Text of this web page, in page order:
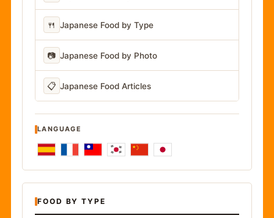
🍴 Japanese Food by Type
📷 Japanese Food by Photo
📋 Japanese Food Articles
LANGUAGE
FOOD BY TYPE